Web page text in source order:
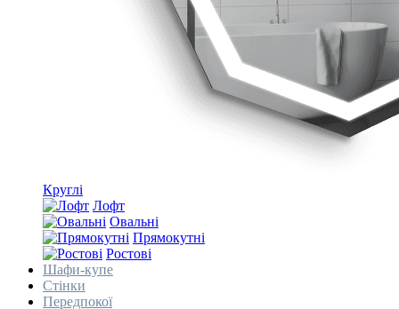
Круглі
Лофт
Овальні
Прямокутні
Ростові
Шафи-купе
Стінки
Передпокої